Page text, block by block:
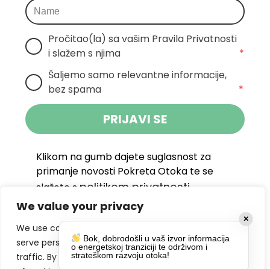
We value your privacy
We use cookies to enhance your browsing experience,
serve personalized ads or content, and analyze our
traffic. By clicking "Accept All", you consent to our use
Pročitao(la) sa vašim Pravila Privatnosti
i slažem s njima
*
Šaljemo samo relevantne informacije,
bez spama
*
PRIJAVI SE
Klikom na gumb dajete suglasnost za
primanje novosti Pokreta Otoka te se
slažete s politikom privatnosti.
DRUŠTVENE MREŽE ✕
Bok, dobrodošli u vaš izvor informacija
o energetskoj tranziciji te održivom i
strateškom razvoju otoka!